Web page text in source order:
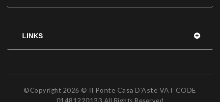
LINKS
©Copyright 2026 © Il Ponte Casa D'Aste VAT CODE
01481220133